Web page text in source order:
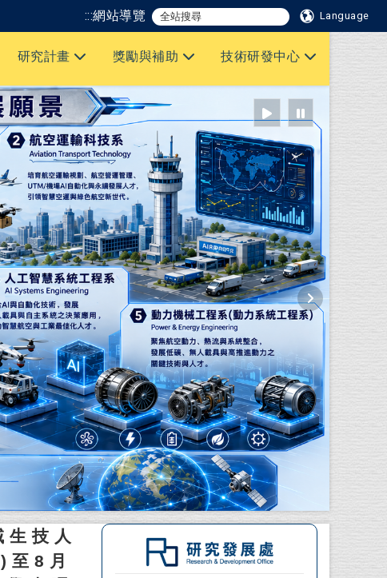
:::網站導覽 Language
研究計畫 獎勵與補助 技術研發中心
技人
8月